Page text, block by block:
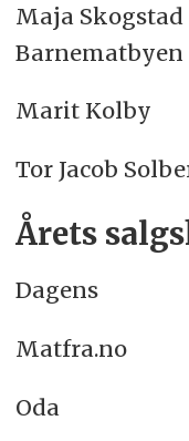
Maja Skogstad
Barnematbyen
Marit Kolby
Tor Jacob
Årets
Dagens
Matfra.no
Oda